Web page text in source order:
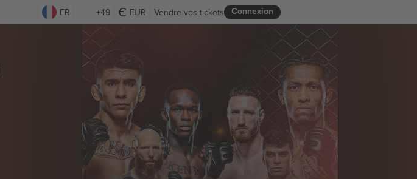
FR +49 EUR Connexion
Vendre vos tickets